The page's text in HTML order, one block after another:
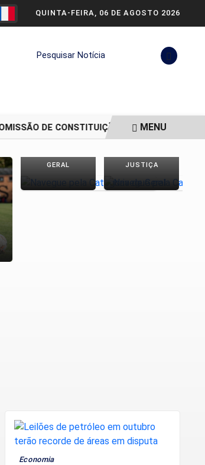
QUINTA-FEIRA, 06 DE AGOSTO 2026
Pesquisar Notícia
DE CONSTITUIÇÃO. SENADO ADIA
MENU
GERAL JUSTIÇA
Economia